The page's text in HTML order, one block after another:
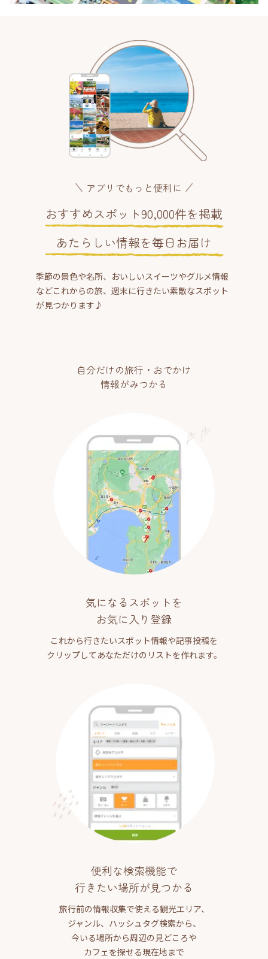
アプリでもっと便利に
おすすめスポット90,000件を掲載
あたらしい情報を毎日お届け
季節の景色や名所、おいしいスイーツやグルメ情報
などこれからの旅、週末に行きたい素敵なスポット
が見つかります♪
自分だけの旅行・おでかけ
情報がみつかる
気になるスポットを
お気に入り登録
これから行きたいスポット情報や記事投稿を
クリップしてあなただけのリストを作れます。
便利な検索機能で
行きたい場所が見つかる
旅行前の情報収集で使える観光エリア、
ジャンル、ハッシュタグ検索から、
今いる場所から周辺の見どころや
カフェを探せる現在地まで